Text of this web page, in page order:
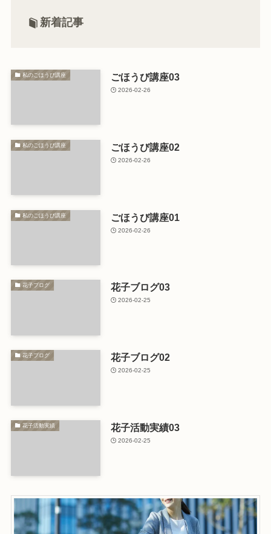
新着記事
私のごほうび講座 ごほうび講座03
2026-02-26
私のごほうび講座 ごほうび講座02
2026-02-26
私のごほうび講座 ごほうび講座01
2026-02-26
花子ブログ 花子ブログ03
2026-02-25
花子ブログ 花子ブログ02
2026-02-25
花子活動実績 花子活動実績03
2026-02-25